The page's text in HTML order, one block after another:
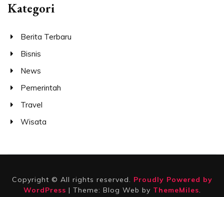
Kategori
Berita Terbaru
Bisnis
News
Pemerintah
Travel
Wisata
Copyright © All rights reserved. Proudly Powered by
WordPress | Theme: Blog Web by ThemeMiles.